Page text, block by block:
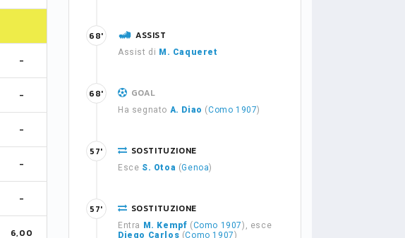
-
-
-
-
-
6,00
ASSIST
Assist di M. Caqueret
68'
GOAL
Ha segnato A. Diao (Como 1907)
68'
SOSTITUZIONE
Esce S. Otoa (Genoa)
57'
SOSTITUZIONE
Entra M. Kempf (Como 1907), esce
Diego Carlos (Como 1907)
57'